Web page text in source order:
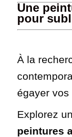
Une
pour
À la
égayer vos
Explorez
peintures